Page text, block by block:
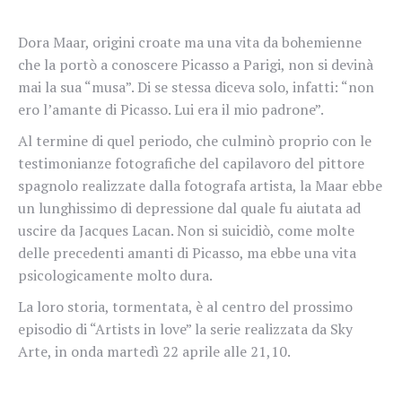
Dora Maar, origini croate ma una vita da bohemienne
che la portò a conoscere Picasso a Parigi, non si devinà
mai la sua “musa”. Di se stessa diceva solo, infatti: “non
ero l’amante di Picasso. Lui era il mio padrone”.
Al termine di quel periodo, che culminò proprio con le
testimonianze fotografiche del capilavoro del pittore
spagnolo realizzate dalla fotografa artista, la Maar ebbe
un lunghissimo di depressione dal quale fu aiutata ad
uscire da Jacques Lacan. Non si suicidiò, come molte
delle precedenti amanti di Picasso, ma ebbe una vita
psicologicamente molto dura.
La loro storia, tormentata, è al centro del prossimo
episodio di “Artists in love” la serie realizzata da Sky
Arte, in onda martedì 22 aprile alle 21,10.